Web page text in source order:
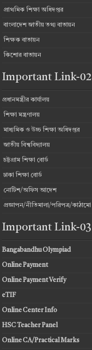
প্রাথমিক শিক্ষা অধিদপ্তর
বাংলাদেশ জাতীয় তথ্য বাতায়ন
শিক্ষক বাতায়ন
কিশোর বাতায়ন
Important Link-02
প্রধানমন্ত্রীর কার্যালয়
শিক্ষা মন্ত্রণালয়
মাধ্যমিক ও উচ্চ শিক্ষা অধিদপ্তর
জাতীয় বিশ্ববিদ্যালয়
চট্টগ্রাম শিক্ষা বোর্ড
ঢাকা শিক্ষা বোর্ড
নোটিশ/অফিস আদেশ
প্রজ্ঞাপন/নীতিমালা/পরিপত্র/কাঠামো
Important Link-03
Bangabandhu Olympiad
Online Payment
Online Payment Verify
eTIF
Online Center Info
HSC Teacher Panel
Online CA/Practical Marks